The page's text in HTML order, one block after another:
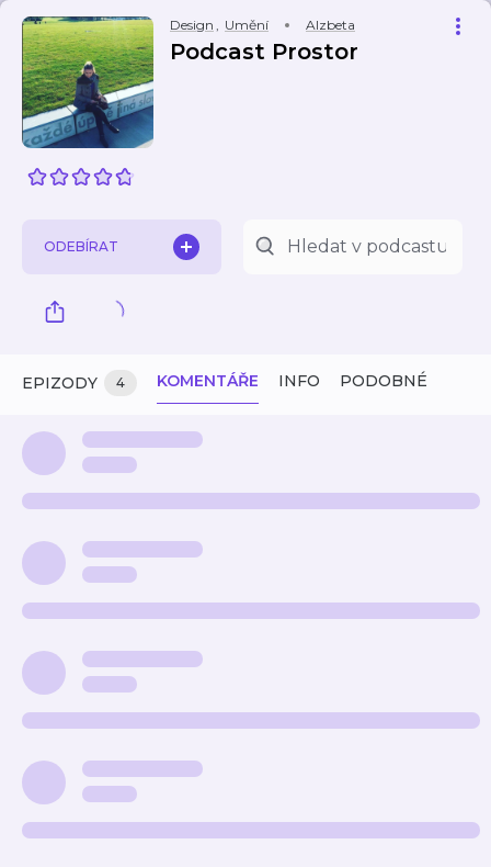
Design , Umění Alzbeta
Podcast Prostor
ODEBÍRAT
EPIZODY 4 KOMENTÁŘE INFO PODOBNÉ